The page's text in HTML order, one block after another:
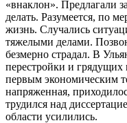
«внаклон». Предлагали
делать. Разумеется, по
жизнь. Случались
тяжелыми делами.
безмерно страдал. В
перестройки и грядущих
первым экономическим
напряженная,
трудился над
области усилились.